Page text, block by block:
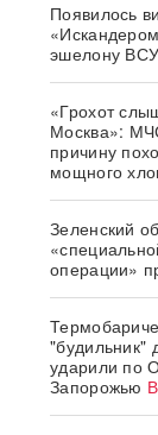
Появилось
эшелону ВСУ
«Грохот
Москва»:
причину
мощного
Зеленский
операции»
ударили по
Запорожью